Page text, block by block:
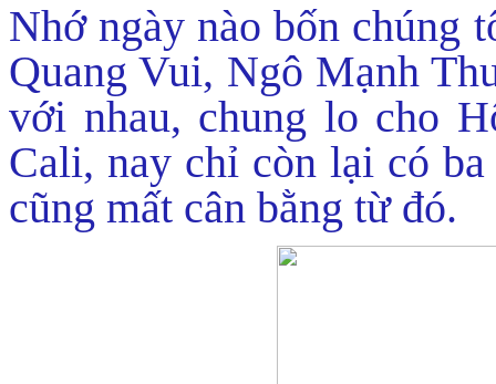
Nhớ ngày nào bốn chúng
Quang Vui, Ngô Mạnh
với nhau, chung lo cho
Cali, nay chỉ còn lại có
cũng mất cân bằng từ đó.